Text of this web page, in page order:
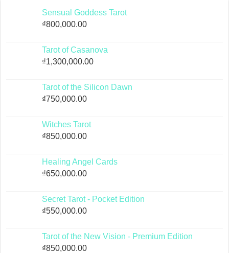
Sensual Goddess Tarot
₫800,000.00
Tarot of Casanova
₫1,300,000.00
Tarot of the Silicon Dawn
₫750,000.00
Witches Tarot
₫850,000.00
Healing Angel Cards
₫650,000.00
Secret Tarot - Pocket Edition
₫550,000.00
Tarot of the New Vision - Premium Edition
₫850,000.00